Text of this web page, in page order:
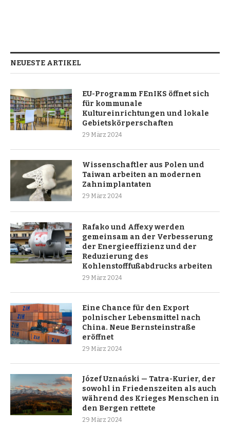
NEUESTE ARTIKEL
EU-Programm FEnIKS öffnet sich
für kommunale
Kultureinrichtungen und lokale
Gebietskörperschaften
29 März 2024
Wissenschaftler aus Polen und
Taiwan arbeiten an modernen
Zahnimplantaten
29 März 2024
Rafako und Affexy werden
gemeinsam an der Verbesserung
der Energieeffizienz und der
Reduzierung des
Kohlenstofffußabdrucks arbeiten
29 März 2024
Eine Chance für den Export
polnischer Lebensmittel nach
China. Neue Bernsteinstraße
eröffnet
29 März 2024
Józef Uznański — Tatra-Kurier, der
sowohl in Friedenszeiten als auch
während des Krieges Menschen in
den Bergen rettete
29 März 2024